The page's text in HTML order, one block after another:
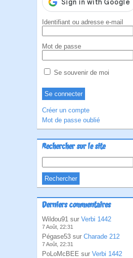
Identifiant ou adresse e-mail
Mot de passe
Se souvenir de moi
Créer un compte
Mot de passe oublié
Rechercher sur le site
Derniers commentaires
Wildou91 sur Verbi 1442
7 Août, 22:31
Pégase53 sur Charade 212
7 Août, 22:31
PoLoMcBEE sur Verbi 1442